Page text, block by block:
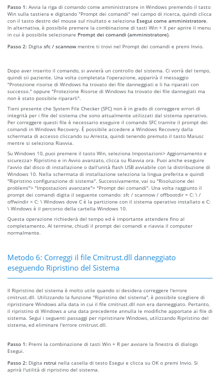
Passo 1: Avvia la riga di comando come amministratore in Windows premendo il tasto
Win sulla tastiera e digitando "Prompt dei comandi" nel campo di ricerca, quindi clicca
con il tasto destro del mouse sul risultato e seleziona Esegui come amministratore.
In alternativa, è possibile premere la combinazione di tasti Win + X per aprire il menu
in cui è possibile selezionare Prompt dei comandi (amministratore).
Passo 2: Digita sfc / scannow mentre ti trovi nel Prompt dei comandi e premi Invio.
Dopo aver inserito il comando, si avvierà un controllo del sistema. Ci vorrà del tempo,
quindi sii paziente. Una volta completata l'operazione, apparirà il messaggio
"Protezione risorse di Windows ha trovato dei file danneggiati e li ha riparati con
successo." oppure "Protezione Risorse di Windows ha trovato dei file dannegiati ma
non è stato possibile ripararli".
Tieni presente che System File Checker (SFC) non è in grado di correggere errori di
integrità per i file del sistema che sono attualmente utilizzati dal sistema operativo.
Per correggere questi file è necessario eseguire il comando SFC tramite il prompt dei
comandi in Windows Recovery. È possibile accedere a Windows Recovery dalla
schermata di accesso cliccando su Arresta, quindi tenendo premuto il tasto Maiusc
mentre si seleziona Riavvia.
Su Windows 10, puoi premere il tasto Win, seleziona Impostazioni> Aggiornamento e
sicurezza> Ripristino e in Avvio avanzato, clicca su Riavvia ora. Puoi anche eseguire
l'avvio dal disco di installazione o dall'unità flash USB avviabile con la distribuzione di
Windows 10. Nella schermata di installazione seleziona la lingua preferita e quindi
"Ripristino configurazione di sistema". Successivamente, vai su "Risoluzione dei
problemi"> "Impostazioni avanzate"> "Prompt dei comandi". Una volta raggiunto il
prompt dei comandi digita il seguente comando: sfc / scannow / offbootdir = C: \ /
offwindir = C: \ Windows dove C è la partizione con il sistema operativo installato e C:
\ Windows è il percorso della cartella Windows 10.
Questa operazione richiederà del tempo ed è importante attendere fino al
completamento. Al termine, chiudi il prompt dei comandi e riavvia il computer
normalmente.
Metodo 6: Correggi il file Cmitrust.dll danneggiato
eseguendo Ripristino del Sistema
Il Ripristino del sistema è molto utile quando si desidera correggere l'errore
cmitrust.dll. Utilizzando la funzione "Ripristino del sistema", è possibile scegliere di
ripristinare Windows alla data in cui il file cmitrust.dll non era danneggiato. Pertanto,
il ripristino di Windows a una data precedente annulla le modifiche apportate ai file di
sistema. Segui i seguenti passaggi per ripristinare Windows, utilizzando Ripristino del
sistema, ed eliminare l'errore cmitrust.dll.
Passo 1: Premi la combinazione di tasti Win + R per avviare la finestra di dialogo
Esegui.
Passo 2: Digita rstrui nella casella di testo Esegui e clicca su OK o premi Invio. Si
aprirà l'utilità di ripristino del sistema.